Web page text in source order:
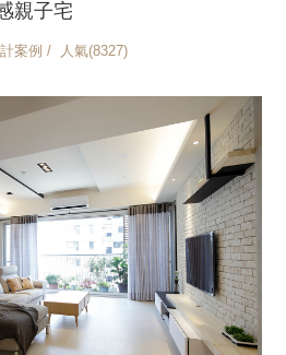
親子宅
案例 / 人氣(8327)